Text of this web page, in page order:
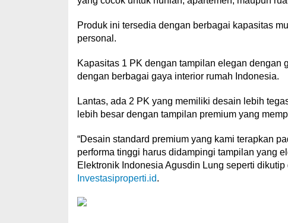
Produk ini tersedia dengan berbagai kapasitas
personal.
Kapasitas 1 PK dengan tampilan elegan dengan
dengan berbagai gaya interior rumah Indonesia.
Lantas, ada 2 PK yang memiliki desain lebih
lebih besar dengan tampilan premium yang
“Desain standard premium yang kami terapkan
performa tinggi harus didampingi tampilan yang
Elektronik Indonesia Agusdin Lung seperti
Investasiproperti.id.